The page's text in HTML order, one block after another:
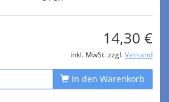
14,30 €
inkl. MwSt. zzgl. Versand
In den Warenkorb